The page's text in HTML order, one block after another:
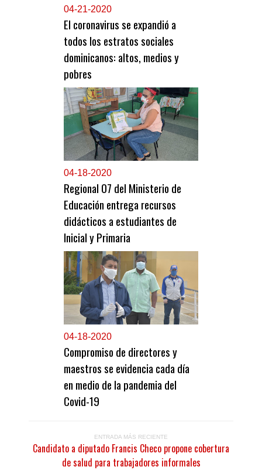
04-21-2020
El coronavirus se expandió a
todos los estratos sociales
dominicanos: altos, medios y
pobres
04-18-2020
Regional 07 del Ministerio de
Educación entrega recursos
didácticos a estudiantes de
Inicial y Primaria
04-18-2020
Compromiso de directores y
maestros se evidencia cada día
en medio de la pandemia del
Covid-19
ENTRADA MÁS RECIENTE
Candidato a diputado Francis Checo propone cobertura
de salud para trabajadores informales